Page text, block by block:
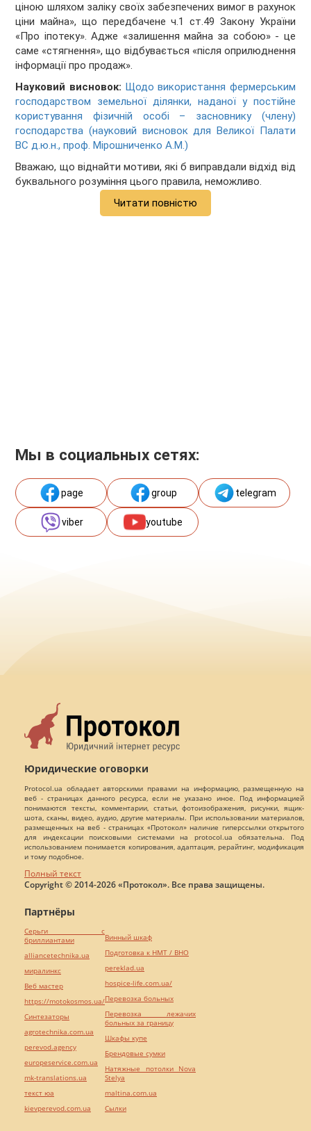
ціною шляхом заліку своїх забезпечених вимог в рахунок
ціни майна», що передбачене ч.1 ст.49 Закону України
«Про іпотеку». Адже «залишення майна за собою» - це
саме «стягнення», що відбувається «після оприлюднення
інформації про продаж».
Науковий висновок: Щодо використання фермерським
господарством земельної ділянки, наданої у постійне
користування фізичній особі – засновнику (члену)
господарства (науковий висновок для Великої Палати
ВС д.ю.н., проф. Мірошниченко А.М.)
Вважаю, що віднайти мотиви, які б виправдали відхід від
буквального розуміння цього правила, неможливо.
Читати повністю
Мы в социальных сетях:
page group telegram
viber youtube
Юридические оговорки
Protocol.ua обладает авторскими правами на информацию, размещенную на
веб - страницах данного ресурса, если не указано иное. Под информацией
понимаются тексты, комментарии, статьи, фотоизображения, рисунки, ящик-
шота, сканы, видео, аудио, другие материалы. При использовании материалов,
размещенных на веб - страницах «Протокол» наличие гиперссылки открытого
для индексации поисковыми системами на protocol.ua обязательна. Под
использованием понимается копирования, адаптация, рерайтинг, модификация
и тому подобное.
Полный текст
Copyright © 2014-2026 «Протокол». Все права защищены.
Партнёры
Серьги с
бриллиантами
alliancetechnika.ua
миралинкс
Веб мастер
https://motokosmos.ua/
Синтезаторы
agrotechnika.com.ua
perevod.agency
europeservice.com.ua
mk-translations.ua
текст юа
kievperevod.com.ua
Винный шкаф
Подготовка к НМТ / ВНО
pereklad.ua
hospice-life.com.ua/
Перевозка больных
Перевозка лежачих
больных за границу
Шкафы купе
Брендовые сумки
Натяжные потолки Nova
Stelya
maltina.com.ua
Cылки